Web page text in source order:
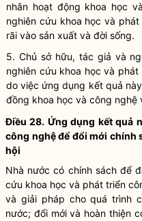
nhân hoạt động khoa học
nghiên cứu khoa học và phát
rãi vào sản xuất và đời sống.
5. Chủ sở hữu, tác giả và
nghiên cứu khoa học và phát
do việc ứng dụng kết quả
đồng khoa học và công nghệ
Điều 28. Ứng dụng kết quả
công nghệđể đổi mới chính
hội
Nhà nước có chính sách để
cứu khoa học và phát triển
và giải pháp cho quá trình
nước; đổi mới và hoàn thiện